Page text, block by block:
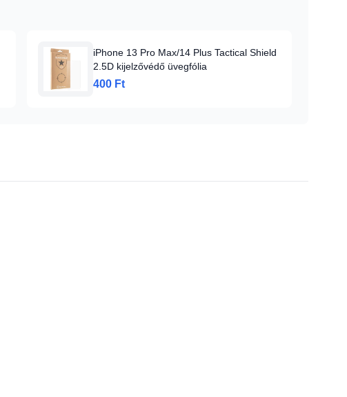
iPhone 13 Pro Max/14 Plus Tactical Shield
2.5D kijelzővédő üvegfólia
400 Ft